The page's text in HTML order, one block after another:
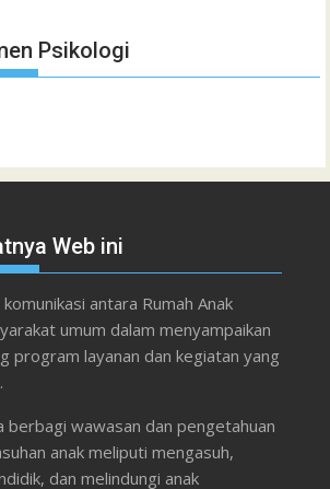
Psikologi
Web ini
antara Rumah Anak
umum dalam menyampaikan
program layanan dan kegiatan yang
berbagi wawasan dan pengetahuan
anak meliputi mengasuh,
dan melindungi anak